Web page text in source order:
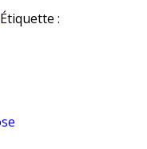
Étiquette :